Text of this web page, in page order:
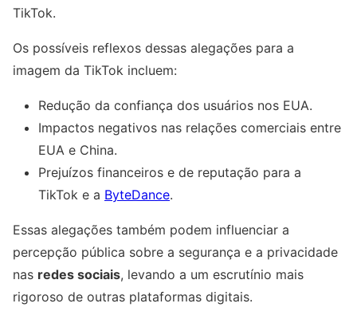
TikTok.
Os possíveis reflexos dessas alegações para a
imagem da TikTok incluem:
Redução da confiança dos usuários nos EUA.
Impactos negativos nas relações comerciais entre
EUA e China.
Prejuízos financeiros e de reputação para a
TikTok e a ByteDance.
Essas alegações também podem influenciar a
percepção pública sobre a segurança e a privacidade
nas redes sociais, levando a um escrutínio mais
rigoroso de outras plataformas digitais.